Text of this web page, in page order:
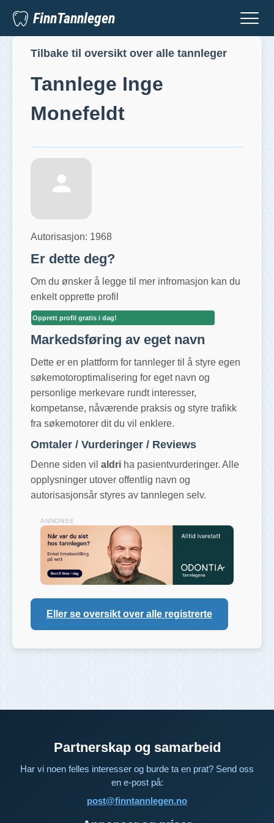
FinnTannlegen
Tilbake til oversikt over alle tannleger
Tannlege Inge
Monefeldt
Autorisasjon: 1968
Er dette deg?
Om du ønsker å legge til mer infromasjon kan du
enkelt opprette profil
Opprett profil gratis i dag!
Markedsføring av eget navn
Dette er en plattform for tannleger til å styre egen
søkemotoroptimalisering for eget navn og
personlige merkevare rundt interesser,
kompetanse, nåværende praksis og styre trafikk
fra søkemotorer dit du vil enklere.
Omtaler / Vurderinger / Reviews
Denne siden vil aldri ha pasientvurderinger. Alle
opplysninger utover offentlig navn og
autorisasjonsår styres av tannlegen selv.
ANNONSE
Eller se oversikt over alle registrerte
Partnerskap og samarbeid
Har vi noen felles interesser og burde ta en prat? Send oss
en e-post på:
post@finntannlegen.no